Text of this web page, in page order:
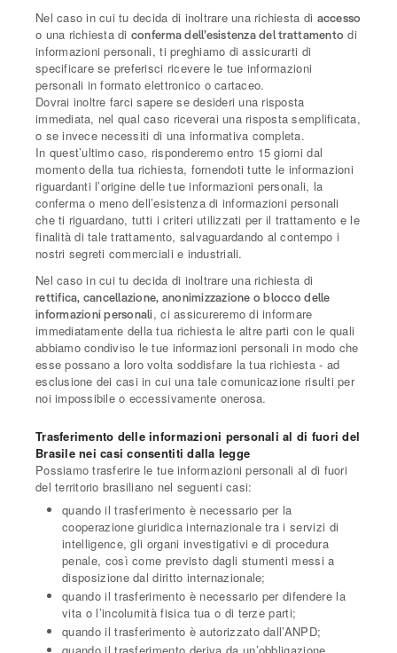
Nel caso in cui tu decida di inoltrare una richiesta di accesso
o una richiesta di conferma dell’esistenza del trattamento di
informazioni personali, ti preghiamo di assicurarti di
specificare se preferisci ricevere le tue informazioni
personali in formato elettronico o cartaceo.
Dovrai inoltre farci sapere se desideri una risposta
immediata, nel qual caso riceverai una risposta semplificata,
o se invece necessiti di una informativa completa.
In quest’ultimo caso, risponderemo entro 15 giorni dal
momento della tua richiesta, fornendoti tutte le informazioni
riguardanti l’origine delle tue informazioni personali, la
conferma o meno dell’esistenza di informazioni personali
che ti riguardano, tutti i criteri utilizzati per il trattamento e le
finalità di tale trattamento, salvaguardando al contempo i
nostri segreti commerciali e industriali.
Nel caso in cui tu decida di inoltrare una richiesta di
rettifica, cancellazione, anonimizzazione o blocco delle
informazioni personali, ci assicureremo di informare
immediatamente della tua richiesta le altre parti con le quali
abbiamo condiviso le tue informazioni personali in modo che
esse possano a loro volta soddisfare la tua richiesta - ad
esclusione dei casi in cui una tale comunicazione risulti per
noi impossibile o eccessivamente onerosa.
Trasferimento delle informazioni personali al di fuori del
Brasile nei casi consentiti dalla legge
Possiamo trasferire le tue informazioni personali al di fuori
del territorio brasiliano nel seguenti casi:
quando il trasferimento è necessario per la
cooperazione giuridica internazionale tra i servizi di
intelligence, gli organi investigativi e di procedura
penale, così come previsto dagli stumenti messi a
disposizione dal diritto internazionale;
quando il trasferimento è necessario per difendere la
vita o l’incolumità fisica tua o di terze parti;
quando il trasferimento è autorizzato dall’ANPD;